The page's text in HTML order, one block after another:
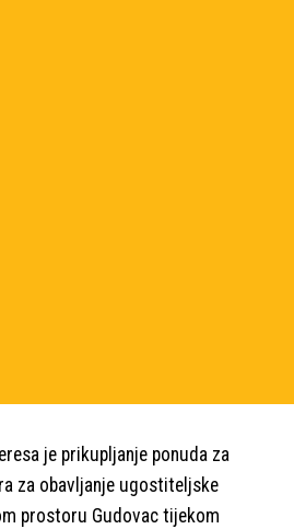
je prikupljanje ponuda za
za obavljanje ugostiteljske
prostoru Gudovac tijekom